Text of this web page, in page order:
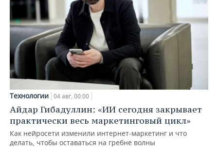
Технологии 04 авг, 00:00
Айдар Гибадуллин: «ИИ сегодня закрывает
практически весь маркетинговый цикл»
Как нейросети изменили интернет-маркетинг и что
делать, чтобы оставаться на гребне волны